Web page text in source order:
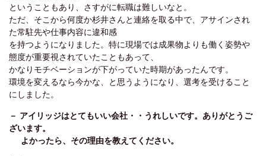
ということもあり、さすがに転職は難しいなと。
ただ、そこから何度か杉井さんと連絡を取る中で、アサインされ
た常駐先や仕事内容に違和感
を持つようになりました。特に現場では成果物よりも働く姿勢や
態度が重要視されていたこともあって、
かなりモチベーションが下がっていた時期があったんです。
環境を変えるなら今かな、と思うようになり、選考を受けること
にしました。
－ ‌アイリッジはとてもいい会社・・うれしいです。ありがとうご
ざいます。
よかったら、その理由を教えてください。